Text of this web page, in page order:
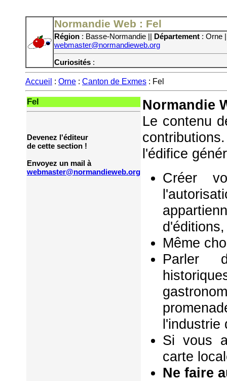
Normandie Web : Fel
Région : Basse-Normandie || Département : Orne
webmaster@normandieweb.org
Curiosités :
Accueil : Orne : Canton de Exmes : Fel
Fel
Devenez l'éditeur
de cette section !
Envoyez un mail à
webmaster@normandieweb.org
Normandie
Le contenu
l'édifice
Créer
Même
Parler
l'industrie
Si vous
carte
Ne faire